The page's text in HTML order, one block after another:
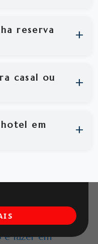
reserva
casal ou
em
lazer em